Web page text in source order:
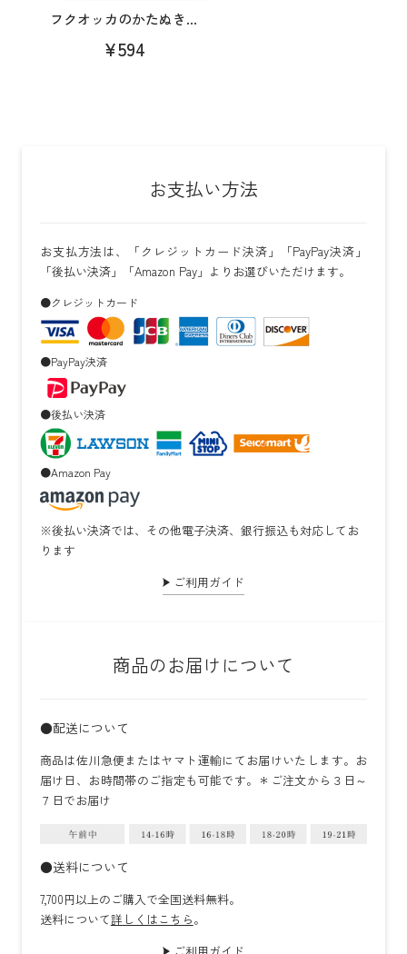
フクオッカのかたぬき...
¥594
お支払い方法
お支払方法は、「クレジットカード決済」「PayPay決済」
「後払い決済」「Amazon Pay」よりお選びいただけます。
●クレジットカード
●PayPay決済
●後払い決済
●Amazon Pay
※後払い決済では、その他電子決済、銀行振込も対応してお
ります
ご利用ガイド
商品のお届けについて
●配送について
商品は佐川急便またはヤマト運輸にてお届けいたします。お
届け日、お時間帯のご指定も可能です。＊ご注文から３日～
７日でお届け
●送料について
7,700円以上のご購入で全国送料無料。
送料について詳しくはこちら。